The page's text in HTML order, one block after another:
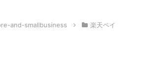
and-smallbusiness 楽天ペイ